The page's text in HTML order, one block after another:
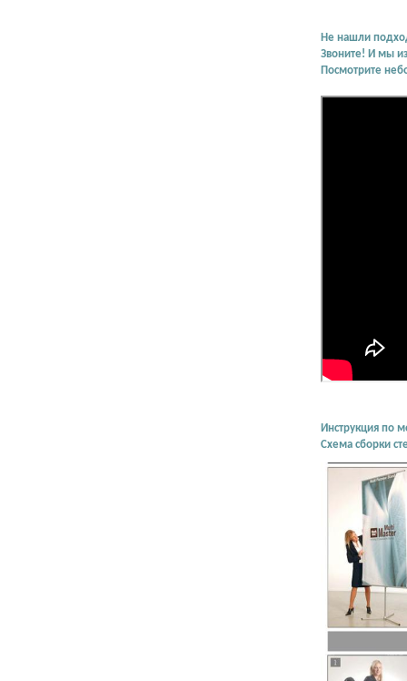
Не нашли
Звоните! И мы
Посмотрите
Инструкция по
Схема сборки